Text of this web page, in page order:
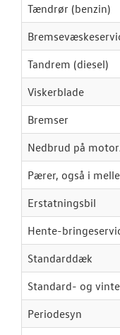
Tændrør (benzin)
Tandrem (diesel)
Viskerblade
Bremser
Nedbrud på
Pærer, også i
Erstatningsbil
Hente-
Standarddæk
Standard- og
Periodesyn